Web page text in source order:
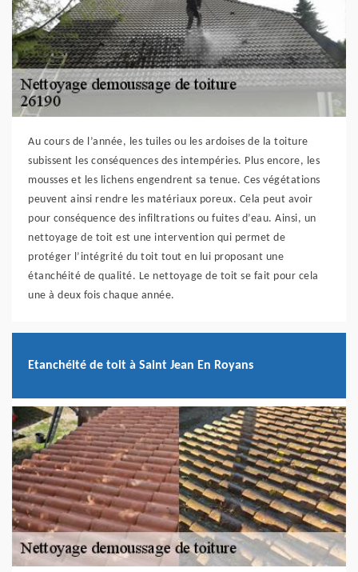
Au cours de l’année, les tuiles ou les ardoises de la toiture
subissent les conséquences des intempéries. Plus encore, les
mousses et les lichens engendrent sa tenue. Ces végétations
peuvent ainsi rendre les matériaux poreux. Cela peut avoir
pour conséquence des infiltrations ou fuites d’eau. Ainsi, un
nettoyage de toit est une intervention qui permet de
protéger l’intégrité du toit tout en lui proposant une
étanchéité de qualité. Le nettoyage de toit se fait pour cela
une à deux fois chaque année.
Etanchéité de toit à Saint Jean En Royans